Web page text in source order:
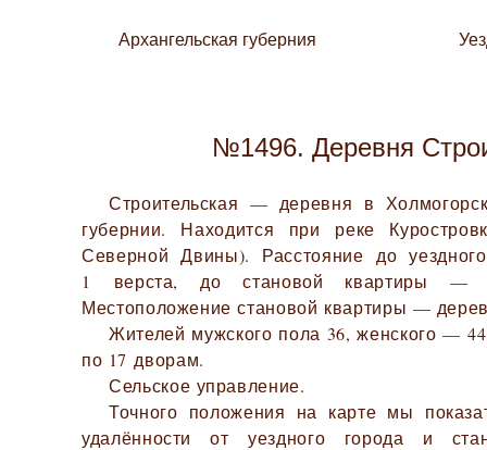
Архангельская губерния
№1496. Деревня
Строительская — деревня в
губернии. Находится при реке
Северной Двины). Расстояние до
1 верста, до становой квартиры —
Местоположение становой квартиры —
Жителей мужского пола 36, женского —
по 17 дворам.
Сельское управление.
Точного положения на карте мы
удалённости от уездного города и